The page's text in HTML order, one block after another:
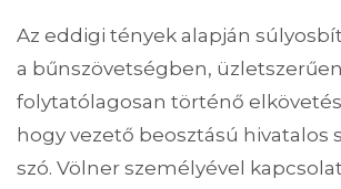
Az eddigi tények alapján
a bűnszövetségben,
folytatólagosan történő
hogy vezető beosztású hivatalos
szó. Völner személyével